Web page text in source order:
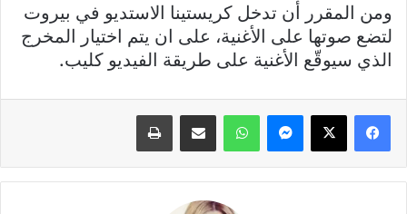
ومن المقرر أن تدخل كريستينا الاستديو في بيروت
لتضع صوتها على الأغنية، على ان يتم اختيار المخرج
الذي سيوقّع الأغنية على طريقة الفيديو كليب.
فيسبوك X ماسنجر واتساب مشاركة عبر البريد طباعة